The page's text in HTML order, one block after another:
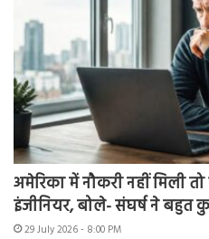
अमेरिका में नौकरी नहीं मिली
इंजीनियर, बोले- संघर्ष ने बहुत
29 July 2026 - 8:00 PM